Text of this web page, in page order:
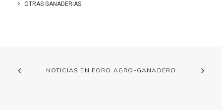
OTRAS GANADERIAS
NOTICIAS EN FORO AGRO-GANADERO